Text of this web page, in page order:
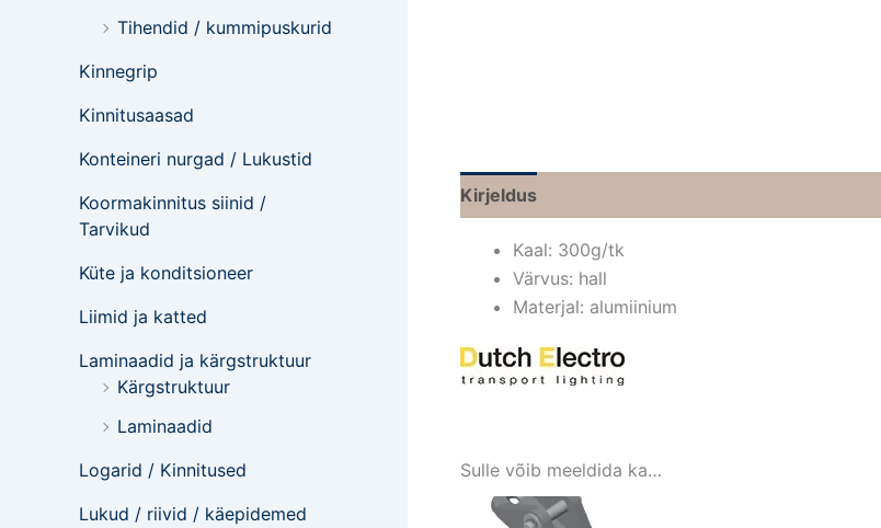
Tihendid / kummipuskurid
Kinnegrip
Kinnitusaasad
Konteineri nurgad / Lukustid
Koormakinnitus siinid /
Tarvikud
Küte ja konditsioneer
Liimid ja katted
Laminaadid ja kärgstruktuur
Kärgstruktuur
Laminaadid
Logarid / Kinnitused
Lukud / riivid / käepidemed
Kirjeldus
Kaal: 300g/tk
Värvus: hall
Materjal: alumiinium
Sulle võib meeldida ka…